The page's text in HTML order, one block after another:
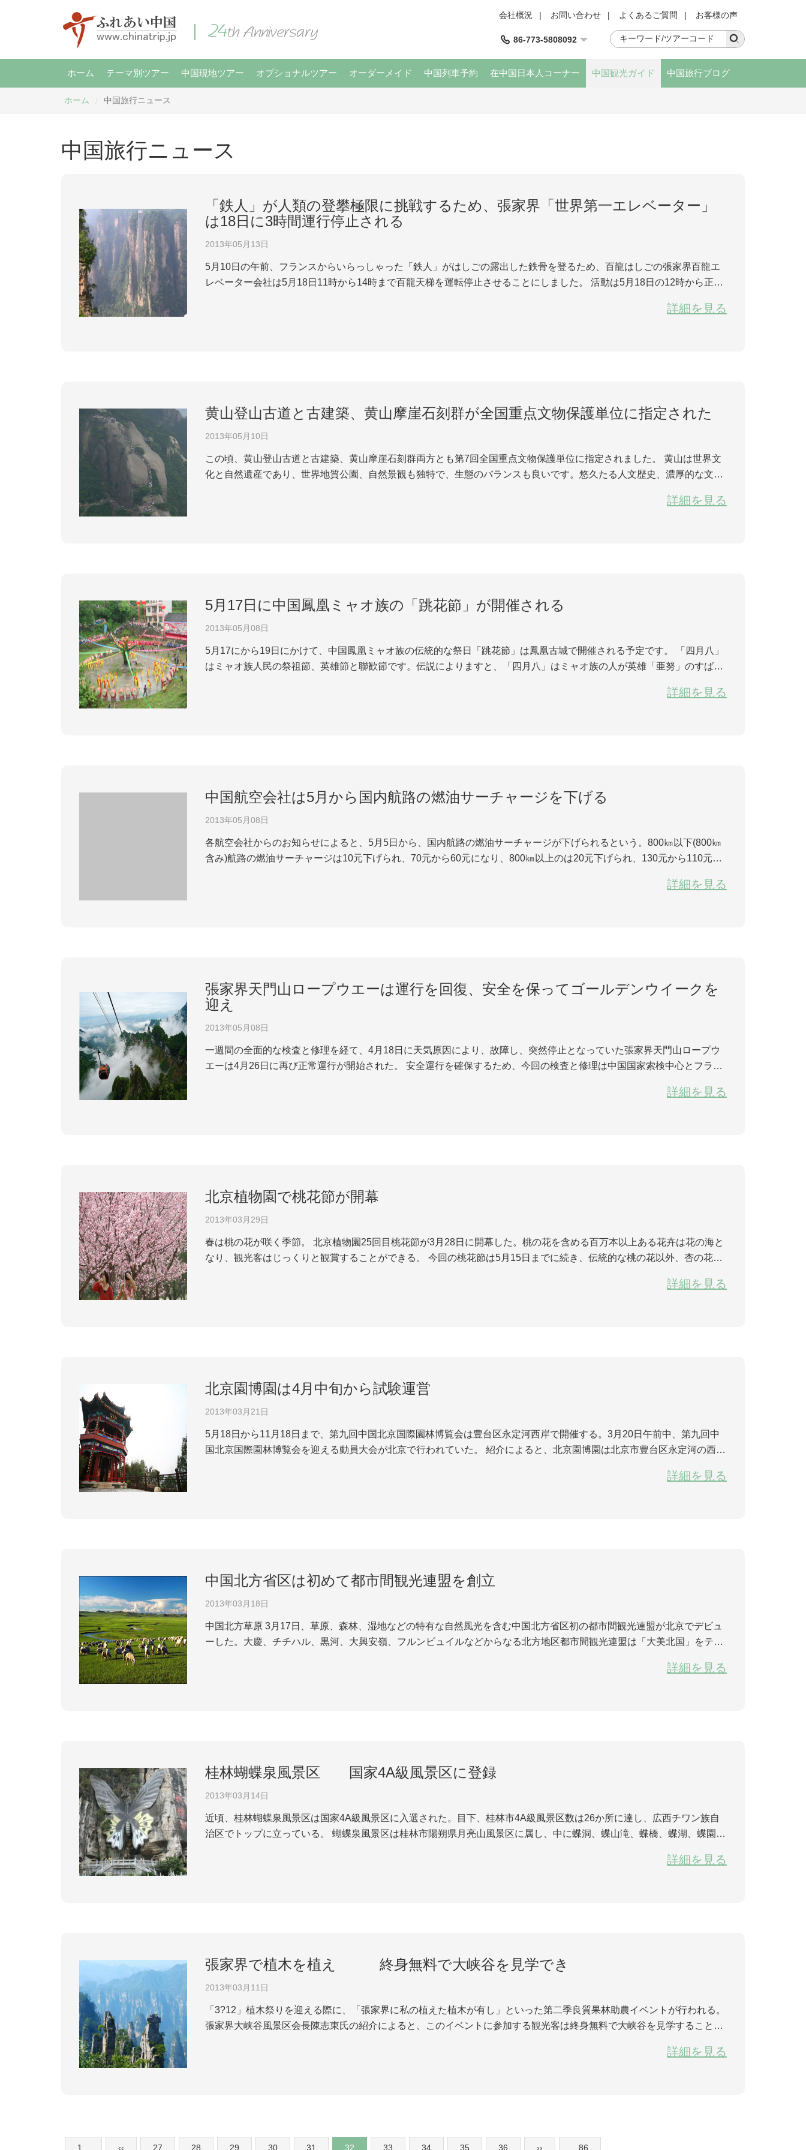
会社概況 | お問い合わせ | よくあるご質問 | お客様の声
86-773-5808092
ホーム テーマ別ツアー 中国現地ツアー オプショナルツアー オーダーメイド 中国列車予約 在中国日本人コーナー 中国観光ガイド 中国旅行ブログ
ホーム 中国旅行ニュース
中国旅行ニュース
「鉄人」が人類の登攀極限に挑戦するため、張家界「世界第一エレベーター」
は18日に3時間運行停止される
2013年05月13日
5月10日の午前、フランスからいらっしゃった「鉄人」がはしごの露出した鉄骨を登るため、百龍はしごの張家界百龍エ
レベーター会社は5月18日11時から14時まで百龍天梯を運転停止させることにしました。 活動は5月18日の12時から正式
詳細を見る
黄山登山古道と古建築、黄山摩崖石刻群が全国重点文物保護単位に指定された
2013年05月10日
この頃、黄山登山古道と古建築、黄山摩崖石刻群両方とも第7回全国重点文物保護単位に指定されました。 黄山は世界文
化と自然遺産であり、世界地質公園、自然景観も独特で、生態のバランスも良いです。悠久たる人文歴史、濃厚的な文化
詳細を見る
5月17日に中国鳳凰ミャオ族の「跳花節」が開催される
2013年05月08日
5月17にから19日にかけて、中国鳳凰ミャオ族の伝統的な祭日「跳花節」は鳳凰古城で開催される予定です。 「四月八」
はミャオ族人民の祭祖節、英雄節と聯歓節です。伝説によりますと、「四月八」はミャオ族の人が英雄「亜努」のすばら
詳細を見る
中国航空会社は5月から国内航路の燃油サーチャージを下げる
2013年05月08日
各航空会社からのお知らせによると、5月5日から、国内航路の燃油サーチャージが下げられるという。800㎞以下(800㎞
含み)航路の燃油サーチャージは10元下げられ、70元から60元になり、800㎞以上のは20元下げられ、130元から110元に
詳細を見る
張家界天門山ロープウエーは運行を回復、安全を保ってゴールデンウイークを
迎え
2013年05月08日
一週間の全面的な検査と修理を経て、4月18日に天気原因により、故障し、突然停止となっていた張家界天門山ロープウ
エーは4月26日に再び正常運行が開始された。 安全運行を確保するため、今回の検査と修理は中国国家索検中心とフラン
詳細を見る
北京植物園で桃花節が開幕
2013年03月29日
春は桃の花が咲く季節。 北京植物園25回目桃花節が3月28日に開幕した。桃の花を含める百万本以上ある花卉は花の海と
なり、観光客はじっくりと観賞することができる。 今回の桃花節は5月15日までに続き、伝統的な桃の花以外、杏の花、
詳細を見る
北京園博園は4月中旬から試験運営
2013年03月21日
5月18日から11月18日まで、第九回中国北京国際園林博覧会は豊台区永定河西岸で開催する。3月20日午前中、第九回中
国北京国際園林博覧会を迎える動員大会が北京で行われていた。 紹介によると、北京園博園は北京市豊台区永定河の西岸
詳細を見る
中国北方省区は初めて都市間観光連盟を創立
2013年03月18日
中国北方草原 3月17日、草原、森林、湿地などの特有な自然風光を含む中国北方省区初の都市間観光連盟が北京でデビュ
ーした。大慶、チチハル、黒河、大興安嶺、フルンビュイルなどからなる北方地区都市間観光連盟は「大美北国」をテー
詳細を見る
桂林蝴蝶泉風景区 国家4A級風景区に登録
2013年03月14日
近頃、桂林蝴蝶泉風景区は国家4A級風景区に入選された。目下、桂林市4A級風景区数は26か所に達し、広西チワン族自
治区でトップに立っている。 蝴蝶泉風景区は桂林市陽朔県月亮山風景区に属し、中に蝶洞、蝶山滝、蝶橋、蝶湖、蝶園な
詳細を見る
張家界で植木を植え 終身無料で大峡谷を見学でき
2013年03月11日
「3?12」植木祭りを迎える際に、「張家界に私の植えた植木が有し」といった第二季良質果林助農イベントが行われる。
張家界大峡谷風景区会長陳志東氏の紹介によると、このイベントに参加する観光客は終身無料で大峡谷を見学することが
詳細を見る
1... ‹‹ 27 28 29 30 31 32 33 34 35 36 ›› ...86